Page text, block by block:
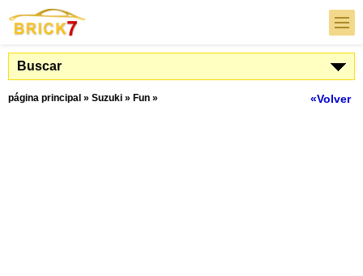
Buscar
«Volver
página principal » Suzuki » Fun »